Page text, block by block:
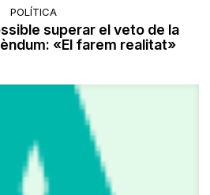
POLÍTICA
superar el veto de la
«El farem realitat»